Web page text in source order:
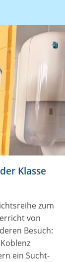
Klasse
zum
von
Besuch:
ein Sucht-